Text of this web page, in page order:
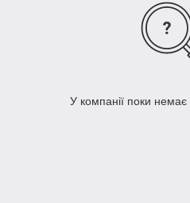
У компанії поки немає